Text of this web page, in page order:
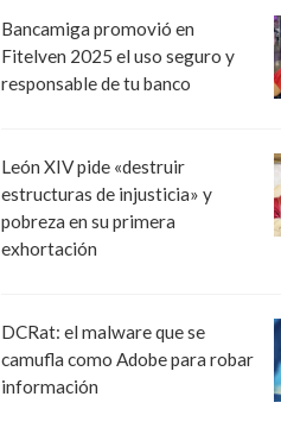
Bancamiga promovió en
Fitelven 2025 el uso seguro y
responsable de tu banco
León XIV pide «destruir
estructuras de injusticia» y
pobreza en su primera
exhortación
DCRat: el malware que se
camufla como Adobe para robar
información